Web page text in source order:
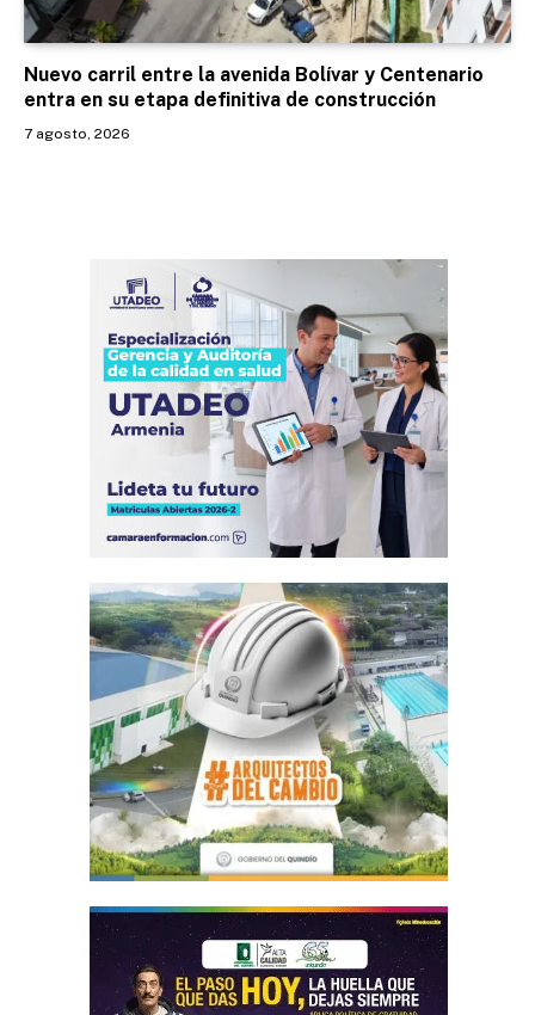
Nuevo carril entre la avenida Bolívar y Centenario
entra en su etapa definitiva de construcción
7 agosto, 2026